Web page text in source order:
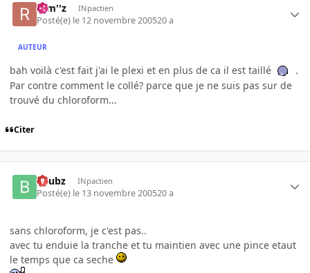
rem''z INpactien
Posté(e) le 12 novembre 200520 a
AUTEUR
bah voilà c'est fait j'ai le plexi et en plus de ca il est taillé
.
Par contre comment le collé? parce que je ne suis pas sur de
trouvé du chloroform...
Citer
beubz INpactien
Posté(e) le 13 novembre 200520 a
sans chloroform, je c'est pas..
avec tu enduie la tranche et tu maintien avec une pince etaut
le temps que ca seche